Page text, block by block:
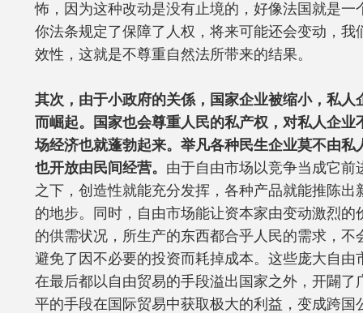
怖，因为这种改动是没有止境的，好像法国就是一
你法条规定了保障了人权，将来可能还会变动，我
效性，这就是不尊重自然法所带来的结果。
其次，由于小政府的关係，国家企业被缩小，私人
而崛起。国家也会尊重人民的私产权，对私人企业
场经济也就蓬勃起来。举凡各种民生企业莫不由私
也开放由民间经营。 由于自由市场以竞争当成它前
之下，创造性就能充分发挥，各种产品就能推陈出
的地步。同时，自由市场能让资本家由变动激烈的
的供需状况，所生产的东西都合乎人民的需求，不
避免了因不必要的投资而耗掉成本。这些庞大自由
在最后都以自由贸易的手段溢出国家之外，开闢了
平的手段在国际贸易中获取极大的利益，变成跨国